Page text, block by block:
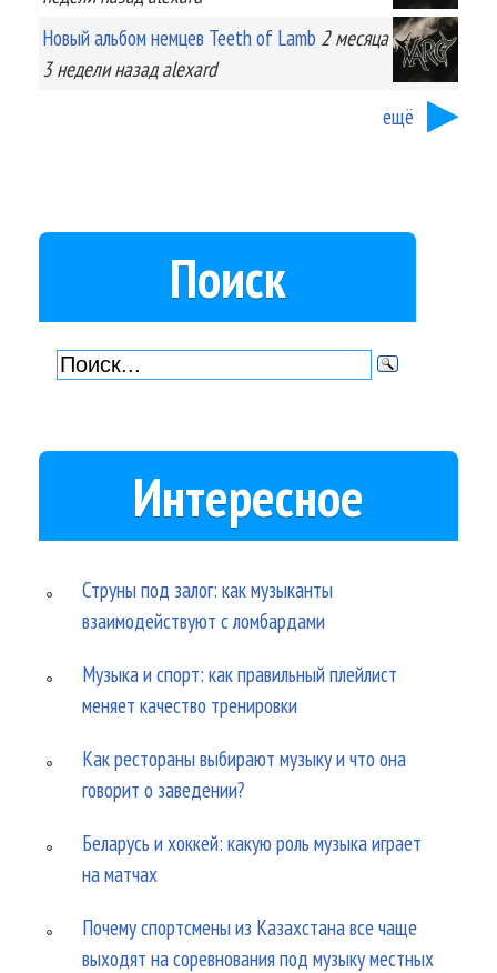
Новый альбом немцев Teeth of Lamb 2 месяца
3 неделиназад alexard
ещё
Поиск
Интересное
Струны под залог: как музыканты
взаимодействуют с ломбардами
Музыка и спорт: как правильный плейлист
меняет качество тренировки
Как рестораны выбирают музыку и что она
говорит о заведении?
Беларусь и хоккей: какую роль музыка играет
на матчах
Почему спортсмены из Казахстана все чаще
выходят на соревнования под музыку местных